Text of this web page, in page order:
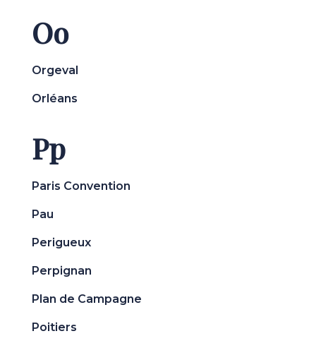
Oo
Orgeval
Orléans
Pp
Paris Convention
Pau
Perigueux
Perpignan
Plan de Campagne
Poitiers